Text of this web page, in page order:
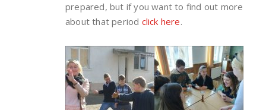
prepared, but if you want to find out more
about that period click here.